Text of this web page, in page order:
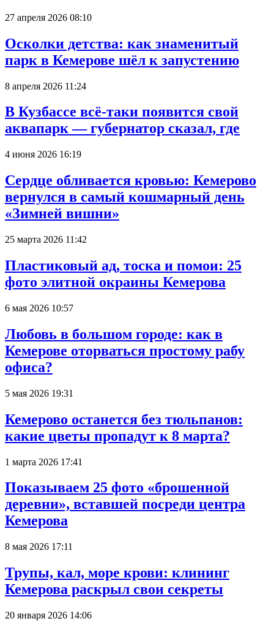
27 апреля 2026 08:10
Осколки детства: как знаменитый
парк в Кемерове шёл к запустению
8 апреля 2026 11:24
В Кузбассе всё-таки появится свой
аквапарк — губернатор сказал, где
4 июня 2026 16:19
Сердце обливается кровью: Кемерово
вернулся в самый кошмарный день
«Зимней вишни»
25 марта 2026 11:42
Пластиковый ад, тоска и помои: 25
фото элитной окраины Кемерова
6 мая 2026 10:57
Любовь в большом городе: как в
Кемерове оторваться простому рабу
офиса?
5 мая 2026 19:31
Кемерово останется без тюльпанов:
какие цветы пропадут к 8 марта?
1 марта 2026 17:41
Показываем 25 фото «брошенной
деревни», вставшей посреди центра
Кемерова
8 мая 2026 17:11
Трупы, кал, море крови: клининг
Кемерова раскрыл свои секреты
20 января 2026 14:06